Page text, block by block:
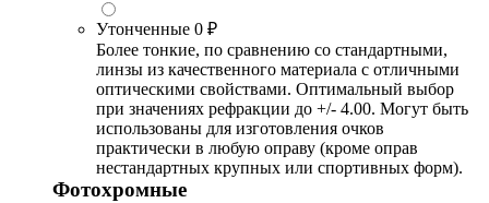
Утонченные 0 ₽
Более тонкие, по сравнению со стандартными,
линзы из качественного материала с отличными
оптическими свойствами. Оптимальный выбор
при значениях рефракции до +/- 4.00. Могут быть
использованы для изготовления очков
практически в любую оправу (кроме оправ
нестандартных крупных или спортивных форм).
Фотохромные